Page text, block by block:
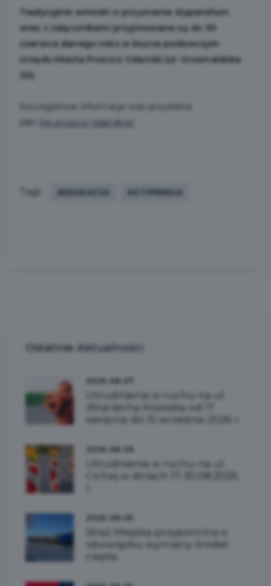
Tradycyjnie wnioski o przyznanie stypendium
wraz z załącznikami przyjmowane są do 30
czerwca danego roku w biurze podawczym
Urzędu Miasta Pruszcz Gdański (ul. Gruwnaldzka
Szczegółowe informacje oraz przydatne
pliki:
bip.pruszcz-gdanski.pl
Tagi: #EDUKACJA #STYPENDIA
Ostatnie Aktualności
2026-08-07
Utrudnienia w ruchu na ul.
Wojciecha Kossaka od 17
sierpnia do 15 września 2026 r.
2026-08-06
Utrudnienia w ruchu na ul.
Cichej w dniach 17-30.08.2026
2026-08-05
Straż Miejska przypomina o
obowiązku wymiany źródeł
ciepła